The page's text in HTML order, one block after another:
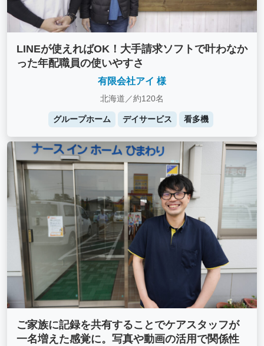
LINEが使えればOK！大手請求ソフトで叶わなか
った年配職員の使いやすさ
有限会社アイ 様
北海道／約120名
グループホーム デイサービス 看多機
ご家族に記録を共有することでケアスタッフが
一名増えた感覚に。写真や動画の活用で関係性